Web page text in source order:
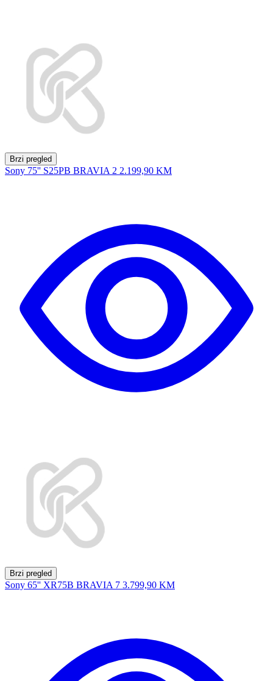
Brzi pregled
Sony 75'' S25PB BRAVIA 2 2.199,90 KM
Brzi pregled
Sony 65'' XR75B BRAVIA 7 3.799,90 KM